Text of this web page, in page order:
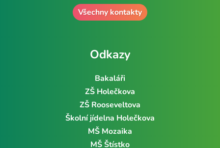
Všechny kontakty
Odkazy
Bakaláři
ZŠ Holečkova
ZŠ Rooseveltova
Školní jídelna Holečkova
MŠ Mozaika
MŠ Štístko